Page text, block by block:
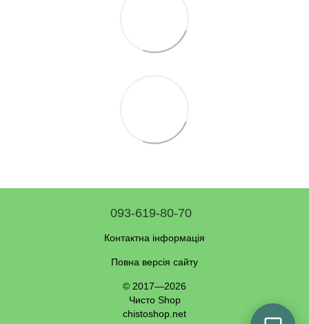
093-619-80-70
Контактна інформація
Повна версія сайту
© 2017—2026
Чисто Shop
chistoshop.net